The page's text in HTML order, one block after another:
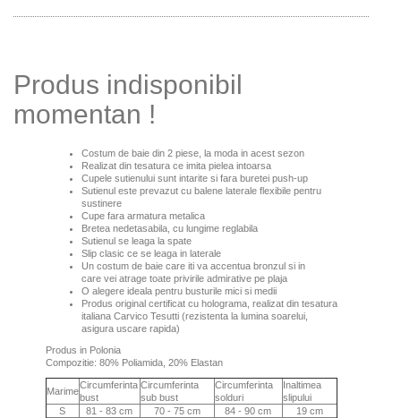
Produs indisponibil
momentan !
Costum de baie din 2 piese, la moda in acest sezon
Realizat din tesatura ce imita pielea intoarsa
Cupele sutienului sunt intarite si fara buretei push-up
Sutienul este prevazut cu balene laterale flexibile pentru
sustinere
Cupe fara armatura metalica
Bretea nedetasabila, cu lungime reglabila
Sutienul se leaga la spate
Slip clasic ce se leaga in laterale
Un costum de baie care iti va accentua bronzul si in
care vei atrage toate privirile admirative pe plaja
O alegere ideala pentru busturile mici si medii
Produs original certificat cu holograma, realizat din tesatura
italiana Carvico Tesutti (rezistenta la lumina soarelui,
asigura uscare rapida)
Produs in Polonia
Compozitie: 80% Poliamida, 20% Elastan
Marime
Circumferinta
bust
Circumferinta
sub bust
Circumferinta
solduri
Inaltimea
slipului
S
81 - 83 cm 70 - 75 cm 84 - 90 cm
19 cm